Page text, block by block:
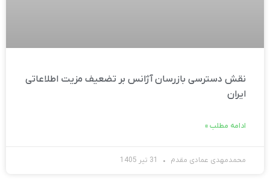
نقش دسترسی بازرسان آژانس بر تضعیف مزیت اطلاعاتی
ایران
ادامه مطلب »
محمدمهدی عمادی مقدم